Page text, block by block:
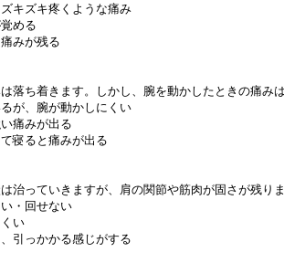
キズキ疼くような痛み
める
みが残る
落ち着きます。しかし、腕を動かしたときの痛
が、腕が動かしにくい
痛みが出る
寝ると痛みが出る
治っていきますが、肩の関節や筋肉が固さが残
・回せない
い
引っかかる感じがする